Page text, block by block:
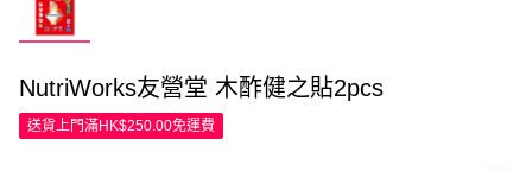
NutriWorks友營堂 木酢健之貼2pcs
送貨上門滿HK$250.00免運費